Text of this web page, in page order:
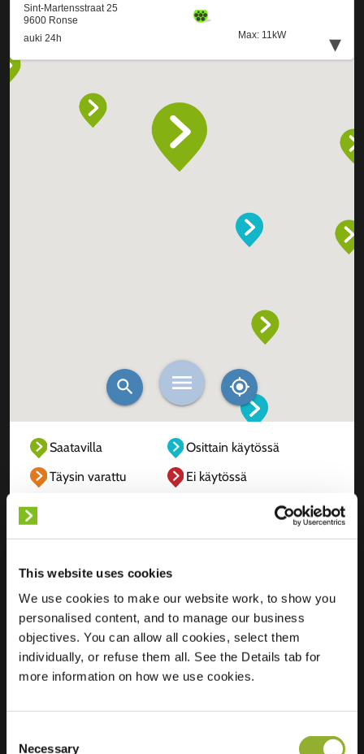
This website uses cookies
We use cookies to make our website work, to show you
personalised content, and to manage our business
objectives. You can allow all cookies, select them
individually, or refuse them all. See the Details tab for
more information on how we use cookies.
Necessary
Saatavilla
Osittain käytössä
Täysin varattu
Ei käytössä
Sijainti
Sint-Martensstraat
25
9600 Ronse
Belgia Belgia
Regular Charging 2 of 2 available